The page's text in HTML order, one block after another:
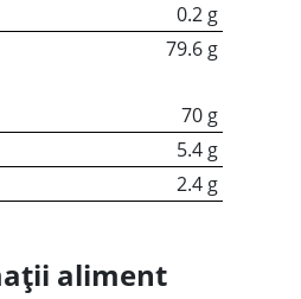
0.2 g
79.6 g
70 g
5.4 g
2.4 g
aliment